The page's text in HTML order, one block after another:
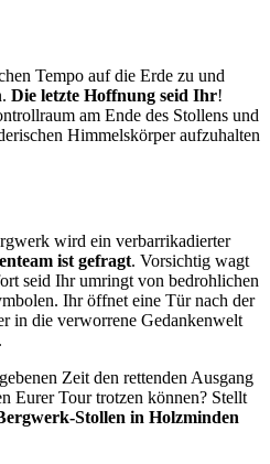
Tempo auf die Erde zu und
Die letzte Hoffnung seid Ihr!
am Ende des Stollens und
Himmelskörper aufzuhalten
wird ein verbarrikadierter
ist gefragt. Vorsichtig wagt
seid Ihr umringt von bedrohlichen
Ihr öffnet eine Tür nach der
in die verworrene Gedankenwelt
Zeit den rettenden Ausgang
Eurer Tour trotzen können? Stellt
Stollen in Holzminden